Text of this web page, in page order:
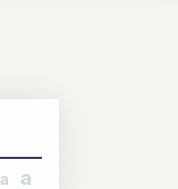
a a